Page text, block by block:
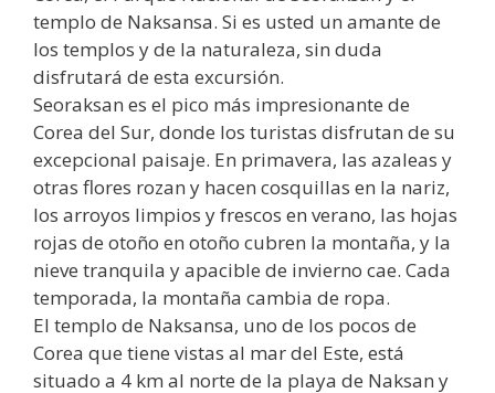
templo de Naksansa. Si es usted un amante de
los templos y de la naturaleza, sin duda
disfrutará de esta excursión.
Seoraksan es el pico más impresionante de
Corea del Sur, donde los turistas disfrutan de su
excepcional paisaje. En primavera, las azaleas y
otras flores rozan y hacen cosquillas en la nariz,
los arroyos limpios y frescos en verano, las hojas
rojas de otoño en otoño cubren la montaña, y la
nieve tranquila y apacible de invierno cae. Cada
temporada, la montaña cambia de ropa.
El templo de Naksansa, uno de los pocos de
Corea que tiene vistas al mar del Este, está
situado a 4 km al norte de la playa de Naksan y